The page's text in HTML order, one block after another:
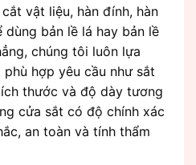
vật liệu, hàn đính, hàn
bản lề lá hay bản lề
chúng tôi luôn lựa
hợp yêu cầu như sắt
thước và độ dày tương
cửa sắt có độ chính xác
an toàn và tính thẩm